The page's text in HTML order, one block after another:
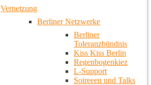
Vernetzung
Berliner Netzwerke
Berliner
Toleranzbündnis
Kiss Kiss Berlin
Regenbogenkiez
L-Support
Soireeen und Talks